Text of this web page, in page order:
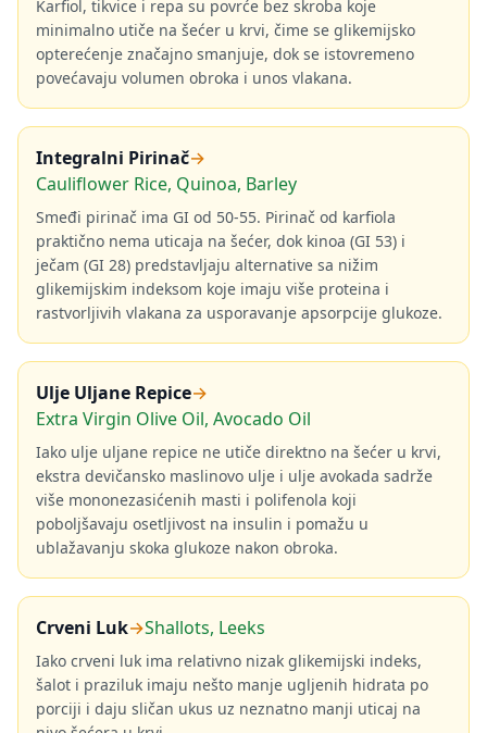
Karfiol, tikvice i repa su povrće bez skroba koje
minimalno utiče na šećer u krvi, čime se glikemijsko
opterećenje značajno smanjuje, dok se istovremeno
povećavaju volumen obroka i unos vlakana.
Integralni Pirinač→
Cauliflower Rice, Quinoa, Barley
Smeđi pirinač ima GI od 50-55. Pirinač od karfiola
praktično nema uticaja na šećer, dok kinoa (GI 53) i
ječam (GI 28) predstavljaju alternative sa nižim
glikemijskim indeksom koje imaju više proteina i
rastvorljivih vlakana za usporavanje apsorpcije glukoze.
Ulje Uljane Repice→
Extra Virgin Olive Oil, Avocado Oil
Iako ulje uljane repice ne utiče direktno na šećer u krvi,
ekstra devičansko maslinovo ulje i ulje avokada sadrže
više mononezasićenih masti i polifenola koji
poboljšavaju osetljivost na insulin i pomažu u
ublažavanju skoka glukoze nakon obroka.
Crveni Luk→Shallots, Leeks
Iako crveni luk ima relativno nizak glikemijski indeks,
šalot i praziluk imaju nešto manje ugljenih hidrata po
porciji i daju sličan ukus uz neznatno manji uticaj na